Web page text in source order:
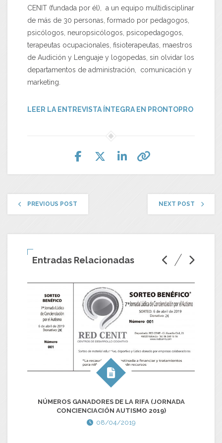
CENIT (fundada por él), a un equipo multidisciplinar
de más de 30 personas, formado por pedagogos,
psicólogos, neuropsicólogos, psicopedagogos,
terapeutas ocupacionales, fisioterapeutas, maestros
de Audición y Lenguaje y logopedas, sin olvidar los
departamentos de administración, comunicación y
marketing.
LEER LA ENTREVISTA ÍNTEGRA EN PRONTOPRO
PREVIOUS POST NEXT POST
Entradas Relacionadas
NÚMEROS GANADORES DE LA RIFA (JORNADA
CONCIENCIACIÓN AUTISMO 2019)
08/04/2019